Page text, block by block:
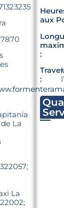
7870
La
La
aux
:
: